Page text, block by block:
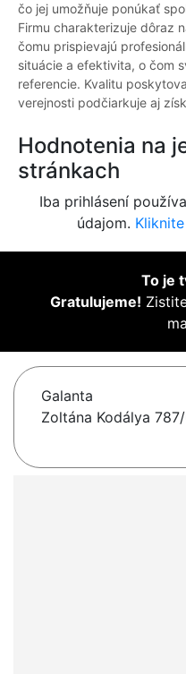
čo jej umožňuje ponúkať
Firmu charakterizuje dôraz
čomu prispievajú
situácie a efektivita, o čom
referencie. Kvalitu
verejnosti podčiarkuje aj
Hodnotenia na
stránkach
Iba prihlásení
údajom.
To je
Gratulujeme!
Galanta
Zoltána Kodálya